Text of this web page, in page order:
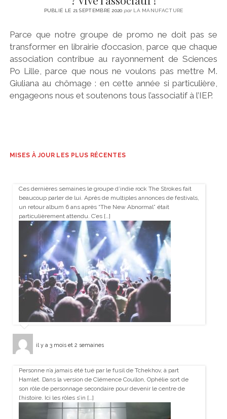
PUBLIÉ LE 21 SEPTEMBRE 2020 parLA MANUFACTURE
Parce que notre groupe de promo ne doit pas se
transformer en librairie d’occasion, parce que chaque
association contribue au rayonnement de Sciences
Po Lille, parce que nous ne voulons pas mettre M.
Giuliana au chômage : en cette année si particulière,
engageons nous et soutenons tous l’associatif à l’IEP.
MISES À JOUR LES PLUS RÉCENTES
Ces dernières semaines le groupe d’indie rock The Strokes fait
beaucoup parler de lui. Après de multiples annonces de festivals,
un retour album 6 ans après “The New Abnormal” était
particulièrement attendu. C’es […]
il y a 3 mois et 2 semaines
Personne n’a jamais été tué par le fusil de Tchekhov, à part
Hamlet. Dans la version de Clémence Coullon, Ophélie sort de
son rôle de personnage secondaire pour devenir le centre de
l’histoire. Ici les rôles s’in […]